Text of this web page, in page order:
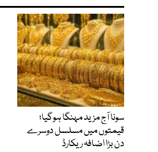
سونا آج مزید مہنگا ہوگیا؛
قیمتوں میں مسلسل دوسرے
دن بڑا اضافہ ریکارڈ